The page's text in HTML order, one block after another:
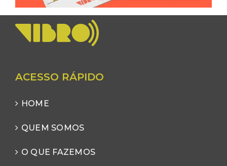
ACESSO RÁPIDO
HOME
QUEM SOMOS
O QUE FAZEMOS